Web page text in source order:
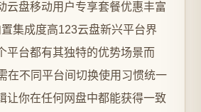
云盘移动用户专享套餐优惠丰富
集成度高123云盘新兴平台界
平台都有其独特的优势场景而
在不同平台间切换使用习惯统一
让你在任何网盘中都能获得一致